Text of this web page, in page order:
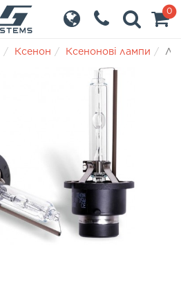
0
Ксенон Ксенонові лампи